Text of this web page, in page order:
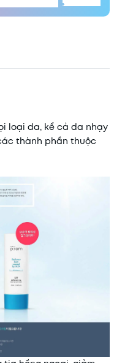
loại da, kể cả da nhạy
thành phần thuộc